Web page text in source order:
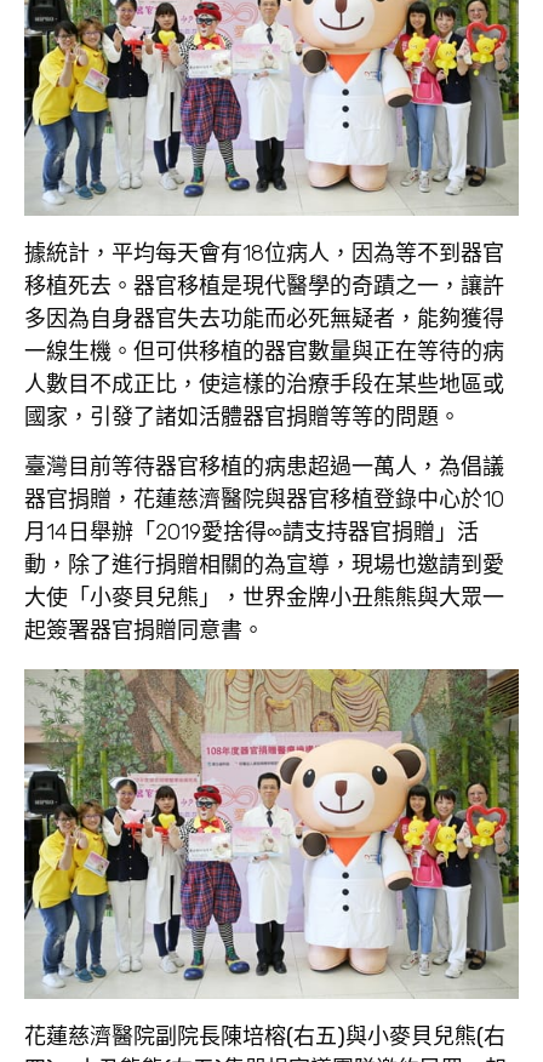
據統計，平均每天會有18位病人，因為等不到器官
移植死去。器官移植是現代醫學的奇蹟之一，讓許
多因為自身器官失去功能而必死無疑者，能夠獲得
一線生機。但可供移植的器官數量與正在等待的病
人數目不成正比，使這樣的治療手段在某些地區或
國家，引發了諸如活體器官捐贈等等的問題。
臺灣目前等待器官移植的病患超過一萬人，為倡議
器官捐贈，花蓮慈濟醫院與器官移植登錄中心於10
月14日舉辦「2019愛捨得∞請支持器官捐贈」活
動，除了進行捐贈相關的為宣導，現場也邀請到愛
大使「小麥貝兒熊」，世界金牌小丑熊熊與大眾一
起簽署器官捐贈同意書。
花蓮慈濟醫院副院長陳培榕(右五)與小麥貝兒熊(右